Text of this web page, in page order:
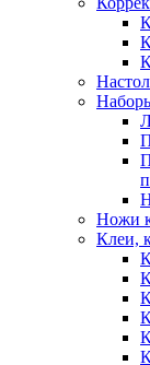
Ножи
Клеи,